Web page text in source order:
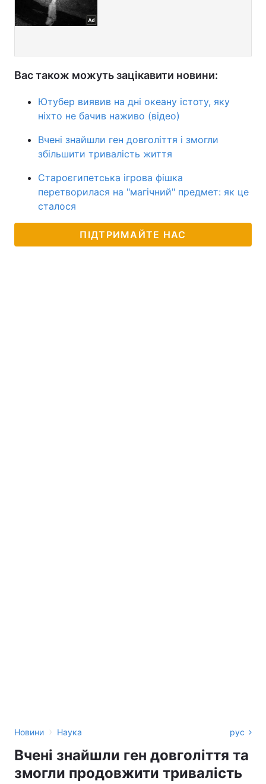
Вас також можуть зацікавити новини:
Ютубер виявив на дні океану істоту, яку
ніхто не бачив наживо (відео)
Вчені знайшли ген довголіття і змогли
збільшити тривалість життя
Староєгипетська ігрова фішка
перетворилася на "магічний" предмет: як це
сталося
ПІДТРИМАЙТЕ НАС
Новини › Наука рус
Вчені знайшли ген довголіття та
змогли продовжити тривалість